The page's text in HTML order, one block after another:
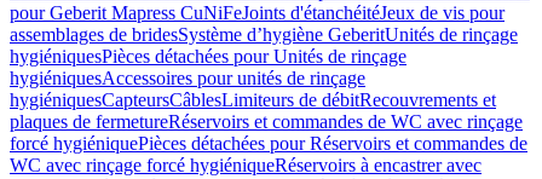
pour Geberit Mapress CuNiFeJoints d'étanchéitéJeux de vis pour
assemblages de bridesSystème d’hygiène GeberitUnités de rinçage
hygiéniquesPièces détachées pour Unités de rinçage
hygiéniquesAccessoires pour unités de rinçage
hygiéniquesCapteursCâblesLimiteurs de débitRecouvrements et
plaques de fermetureRéservoirs et commandes de WC avec rinçage
forcé hygiéniquePièces détachées pour Réservoirs et commandes de
WC avec rinçage forcé hygiéniqueRéservoirs à encastrer avec